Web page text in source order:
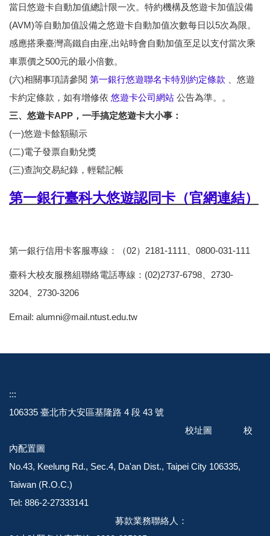
當日悠遊卡自動加值總計限一次。特約機構及悠遊卡加值設備
(AVM)等自動加值設備之悠遊卡自動加值次數每日以5次為限。
感應搭乘臺灣高鐵自由座,出站時會自動加值至足以支付當次乘
車票價之500元的最小倍數。
(六)相關事項請參閱 第一銀行悠遊聯名卡特別約定條款 、悠遊
卡約定條款，如有增修依 悠遊卡公司網站 公告為準。。
三、悠遊卡APP，一手搞定悠遊卡大小事：
(一)悠遊卡餘額顯示
(二)電子發票自動兌獎
(三)查詢交易紀錄，輕鬆記帳
第一銀行臺科大悠遊認同卡（官網連結）
第一銀行信用卡客服專線：（02）2181-1111、0800-031-111
臺科大校友服務組聯絡電話專線：(02)2737-6798、2730-
3204、2730-3206
Email: alumni@mail.ntust.edu.tw
:::
106335 臺北市大安區基隆路 4 段 43 號
校址圖
校
內配置圖
No.43, Keelung Rd., Sec.4, Da'an Dist., Taipei City 106335,
Taiwan (R.O.C.)
Tel: 886-2-27333141
募款業務聯絡人：